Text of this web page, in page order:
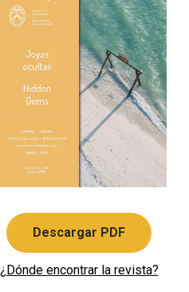
Descargar PDF
¿Dónde encontrar la revista?